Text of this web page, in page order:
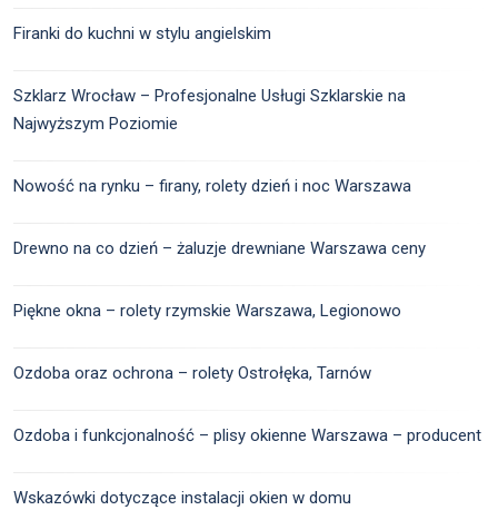
Firanki do kuchni w stylu angielskim
Szklarz Wrocław – Profesjonalne Usługi Szklarskie na
Najwyższym Poziomie
Nowość na rynku – firany, rolety dzień i noc Warszawa
Drewno na co dzień – żaluzje drewniane Warszawa ceny
Piękne okna – rolety rzymskie Warszawa, Legionowo
Ozdoba oraz ochrona – rolety Ostrołęka, Tarnów
Ozdoba i funkcjonalność – plisy okienne Warszawa – producent
Wskazówki dotyczące instalacji okien w domu